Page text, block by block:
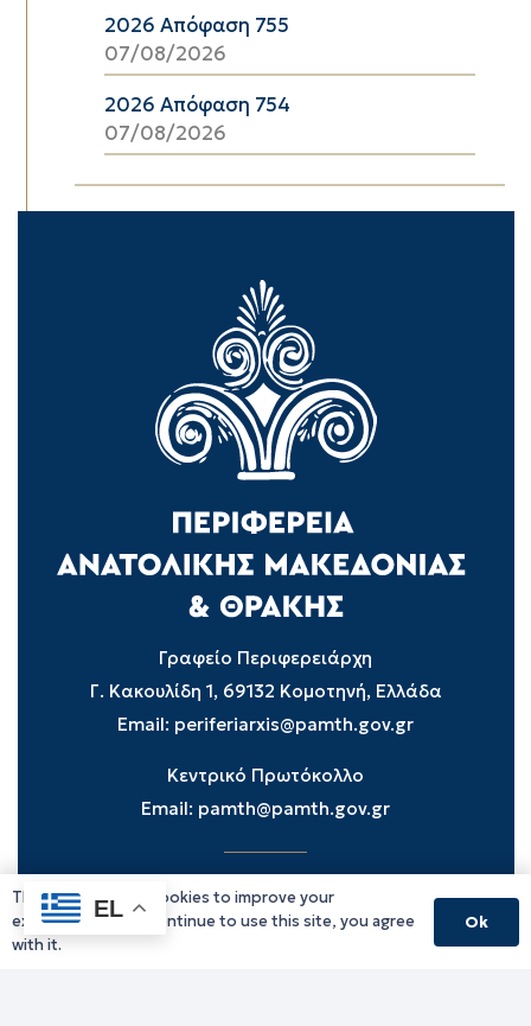
2026 Απόφαση 755
07/08/2026
2026 Απόφαση 754
07/08/2026
Γραφείο Περιφερειάρχη
Γ. Κακουλίδη 1, 69132 Κομοτηνή, Ελλάδα
Email: periferiarxis@pamth.gov.gr
Κεντρικό Πρωτόκολλο
Email: pamth@pamth.gov.gr
Υπηρεσίες Δράμας
Υπηρεσίες Καβάλας
EL
This website uses cookies to improve your
experience. If you continue to use this site, you agree
with it.
Ok